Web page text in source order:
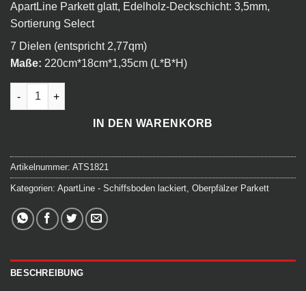
ApartLine Parkett glatt, Edelholz-Deckschicht: 3,5mm,
Sortierung Select
7 Dielen (entspricht 2,77qm)
Maße: 220cm*18cm*1,35cm (L*B*H)
ApartLine - Schiffsboden select - 221 Delhi Menge
IN DEN WARENKORB
Artikelnummer: ATS1821
Kategorien: ApartLine - Schiffsboden lackiert, Oberpfälzer Parkett
BESCHREIBUNG